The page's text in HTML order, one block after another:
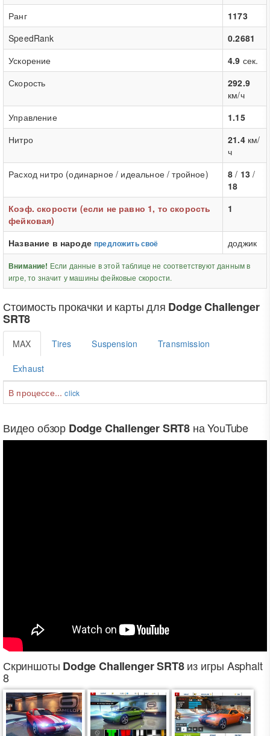
Ранг
1173
SpeedRank
0.2681
Ускорение
4.9 сек.
Скорость
292.9
км/ч
Управление
1.15
Нитро
21.4км/
ч
Расход нитро (одинарное / идеальное / тройное)
8 / 13 /
18
Коэф. скорости (если не равно 1, то скорость
фейковая)
1
Название в народепредложить своё доджик
Внимание! Если данные в этой таблице не соответствуют данным в
игре, то значит у машины фейковые скорости.
Стоимость прокачки и карты для Dodge Challenger
SRT8
MAX Tires Suspension Transmission
Exhaust
В процессе...click
Видео обзор Dodge Challenger SRT8 на YouTube
Скриншоты Dodge Challenger SRT8из игры Asphalt
8